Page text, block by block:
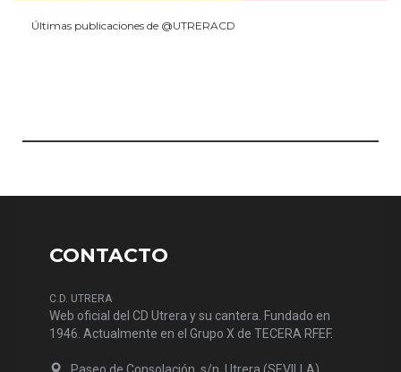
Últimas publicaciones de @UTRERACD
CONTACTO
C.D. UTRERA
Web oficial del CD Utrera y su cantera. Fundado en
1946. Actualmente en el Grupo X de TECERA RFEF.